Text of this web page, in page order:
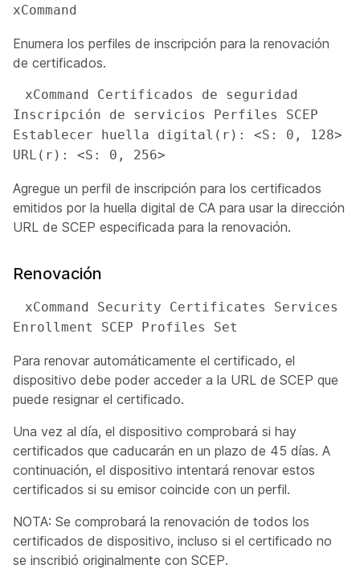
xCommand
Enumera los perfiles de inscripción para la renovación
de certificados.
Inscripción de servicios Perfiles SCEP
Establecer huella digital(r): <S: 0, 128>
URL(r): <S: 0, 256>
Agregue un perfil de inscripción para los certificados
emitidos por la huella digital de CA para usar la dirección
URL de SCEP especificada para la renovación.
Renovación
Enrollment SCEP Profiles Set
Para renovar automáticamente el certificado, el
dispositivo debe poder acceder a la URL de SCEP que
puede resignar el certificado.
Una vez al día, el dispositivo comprobará si hay
certificados que caducarán en un plazo de 45 días. A
continuación, el dispositivo intentará renovar estos
certificados si su emisor coincide con un perfil.
NOTA: Se comprobará la renovación de todos los
certificados de dispositivo, incluso si el certificado no
se inscribió originalmente con SCEP.